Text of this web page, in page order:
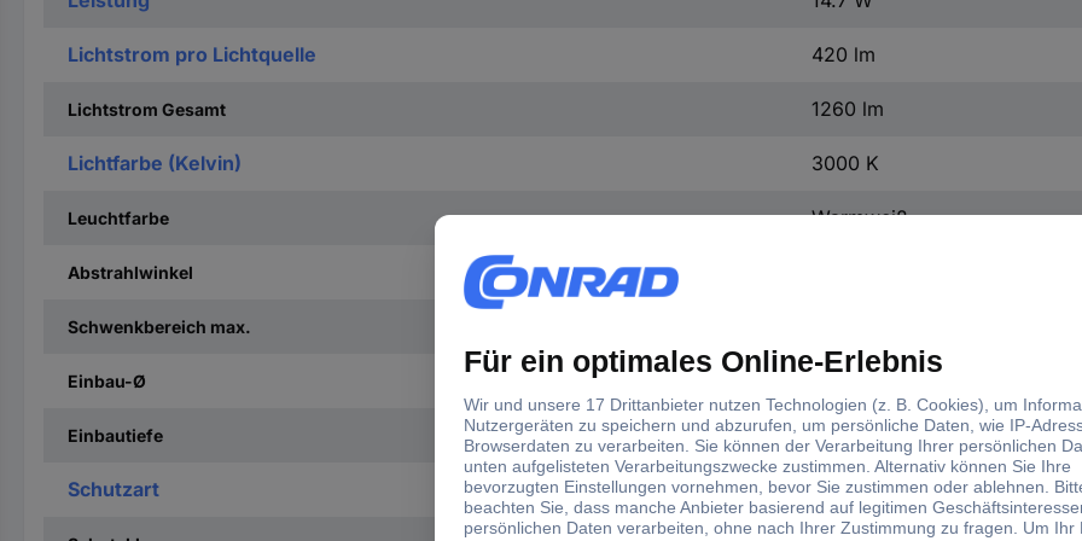
Lichtstrom pro Lichtquelle 420 lm
Lichtstrom Gesamt 1260 lm
Lichtfarbe (Kelvin) 3000 K
Leuchtfarbe Warmweiß
Abstrahlwinkel
Schwenkbereich max.
Einbau-Ø 68 mm
Einbautiefe 50 mm
Schutzart IP20